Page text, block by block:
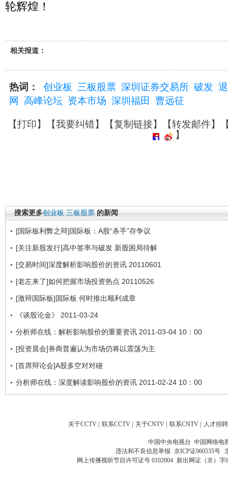
轮辉煌！
相关报道：
热词： 创业板 三板股票 深圳证券交易所 破发
网
高峰论坛 资本市场 深圳福田 曹远征
【打印】【我要纠错】【复制链接】【转发邮件】
】
搜索更多创业板 三板股票 的新闻
[国际板利弊之辩]国际板：A股“杀手”存争议
[关注新股发行]高中签率与破发 新股困局待解
[交易时间]深度解析影响股价的资讯 20110601
[老左来了]如何把握市场投资热点 20110526
[激辩国际板]国际板 何时推出顺利成章
《谈股论金》 2011-03-24
分析师在线：解析影响股价的重要资讯 2011-03-04 10：00
[投资晨会]券商普遍认为市场仍将以震荡为主
[首席辩论会]A股多空对对碰
分析师在线：深度解读影响股价的资讯 2011-02-24 10：00
关于CCTV | 联系CCTV | 关于CNTV | 联系CNTV | 人才招聘
中国中央电视台 中国网络电
违法和不良信息举报 京ICP证060535号
网上传播视听节目许可证号 0102004 新出网证（京）